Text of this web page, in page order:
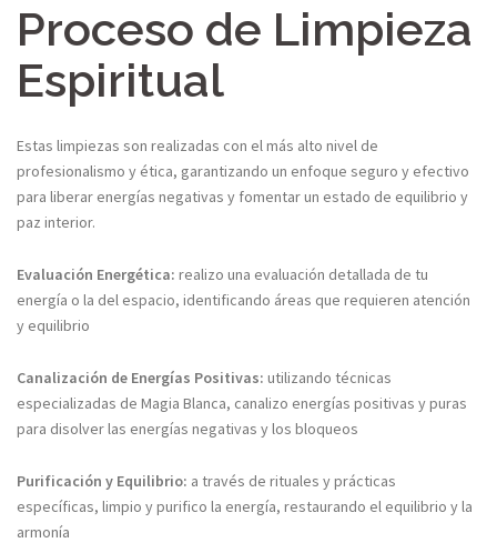
Proceso de Limpieza
Espiritual​
Estas limpiezas son realizadas con el más alto nivel de
profesionalismo y ética, garantizando un enfoque seguro y efectivo
para liberar energías negativas y fomentar un estado de equilibrio y
paz interior.​
Evaluación Energética: realizo una evaluación detallada de tu
energía o la del espacio, identificando áreas que requieren atención
y equilibrio​
Canalización de Energías Positivas: utilizando técnicas
especializadas de Magia Blanca, canalizo energías positivas y puras
para disolver las energías negativas y los bloqueos​
Purificación y Equilibrio: a través de rituales y prácticas
específicas, limpio y purifico la energía, restaurando el equilibrio y la
armonía​